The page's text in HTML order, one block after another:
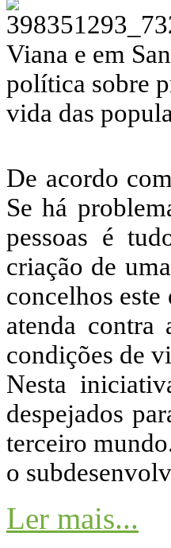
Viana e em
política sobre
vida das
De acordo
Se há
pessoas é
criação de
concelhos
atenda contra
condições de
Nesta
despejados
terceiro
o
Ler mais...